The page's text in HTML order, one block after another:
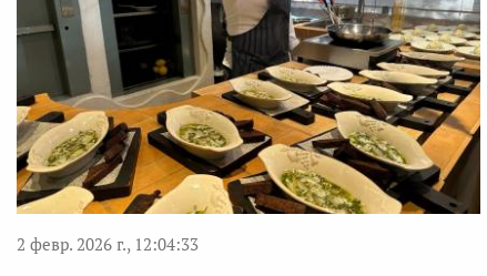
2 февр. 2026 г., 12:04:33